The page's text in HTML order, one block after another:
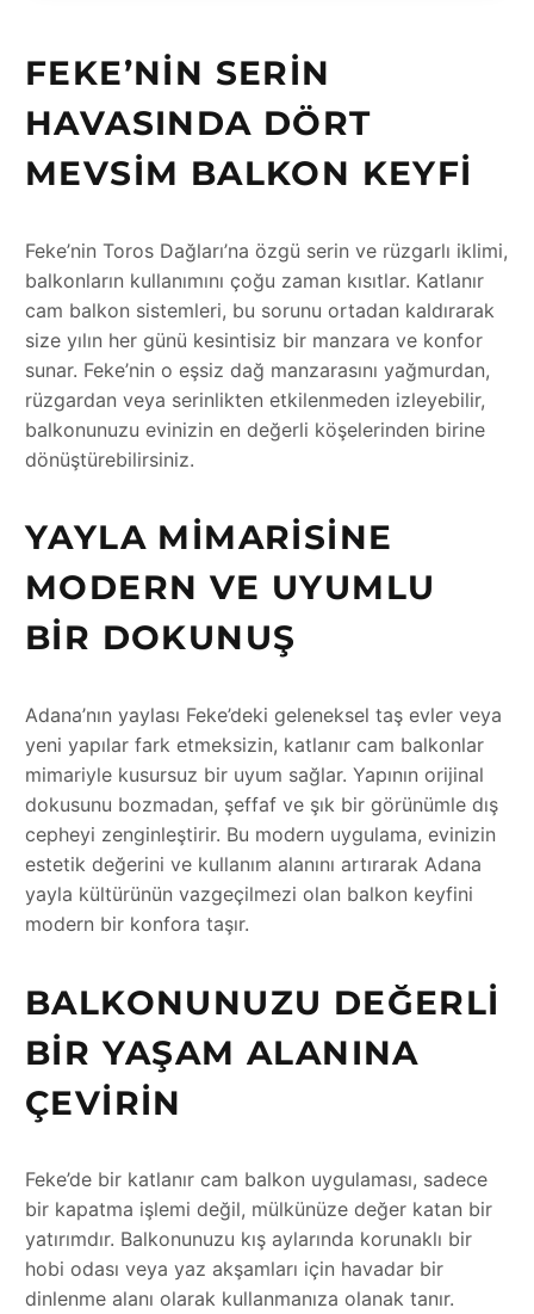
FEKE’NIN SERIN
HAVASINDA DÖRT
MEVSIM BALKON KEYFI
Feke’nin Toros Dağları’na özgü serin ve rüzgarlı iklimi,
balkonların kullanımını çoğu zaman kısıtlar. Katlanır
cam balkon sistemleri, bu sorunu ortadan kaldırarak
size yılın her günü kesintisiz bir manzara ve konfor
sunar. Feke’nin o eşsiz dağ manzarasını yağmurdan,
rüzgardan veya serinlikten etkilenmeden izleyebilir,
balkonunuzu evinizin en değerli köşelerinden birine
dönüştürebilirsiniz.
YAYLA MIMARISINE
MODERN VE UYUMLU
BIR DOKUNUŞ
Adana’nın yaylası Feke’deki geleneksel taş evler veya
yeni yapılar fark etmeksizin, katlanır cam balkonlar
mimariyle kusursuz bir uyum sağlar. Yapının orijinal
dokusunu bozmadan, şeffaf ve şık bir görünümle dış
cepheyi zenginleştirir. Bu modern uygulama, evinizin
estetik değerini ve kullanım alanını artırarak Adana
yayla kültürünün vazgeçilmezi olan balkon keyfini
modern bir konfora taşır.
BALKONUNUZU DEĞERLI
BIR YAŞAM ALANINA
ÇEVIRIN
Feke’de bir katlanır cam balkon uygulaması, sadece
bir kapatma işlemi değil, mülkünüze değer katan bir
yatırımdır. Balkonunuzu kış aylarında korunaklı bir
hobi odası veya yaz akşamları için havadar bir
dinlenme alanı olarak kullanmanıza olanak tanır.